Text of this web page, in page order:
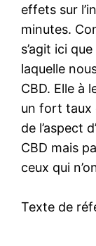
effets sur
minutes.
s’agit ici
laquelle
CBD. Elle à
un fort taux
de l’aspect
CBD mais
ceux qui
Texte de